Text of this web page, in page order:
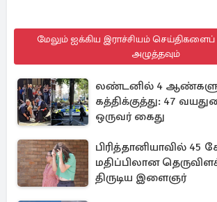
மேலும் ஐக்கிய இராச்சியம் செய்திகளைப்
அழுத்தவும்
லண்டனில் 4
கத்திக்குத்து: 47
ஒருவர் கைது
பிரித்தானியாவில் 45
மதிப்பிலான
திருடிய இளைஞர்